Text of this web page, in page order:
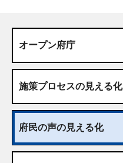
オープン府庁
施策プロセスの見える化
府民の声の見える化